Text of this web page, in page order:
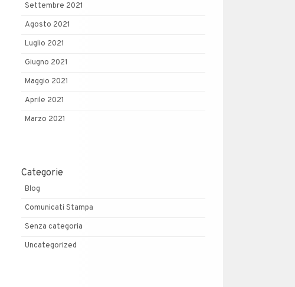
Settembre 2021
Agosto 2021
Luglio 2021
Giugno 2021
Maggio 2021
Aprile 2021
Marzo 2021
Categorie
Blog
Comunicati Stampa
Senza categoria
Uncategorized